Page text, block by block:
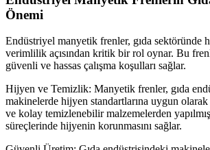
Önemi
Endüstriyel manyetik frenler, gıda sektöründe
verimlilik açısından kritik bir rol oynar. Bu
güvenli ve hassas çalışma koşulları sağlar.
Hijyen ve Temizlik: Manyetik frenler, gıda
makinelerde hijyen standartlarına uygun olarak
ve kolay temizlenebilir malzemelerden
süreçlerinde hijyenin korunmasını sağlar.